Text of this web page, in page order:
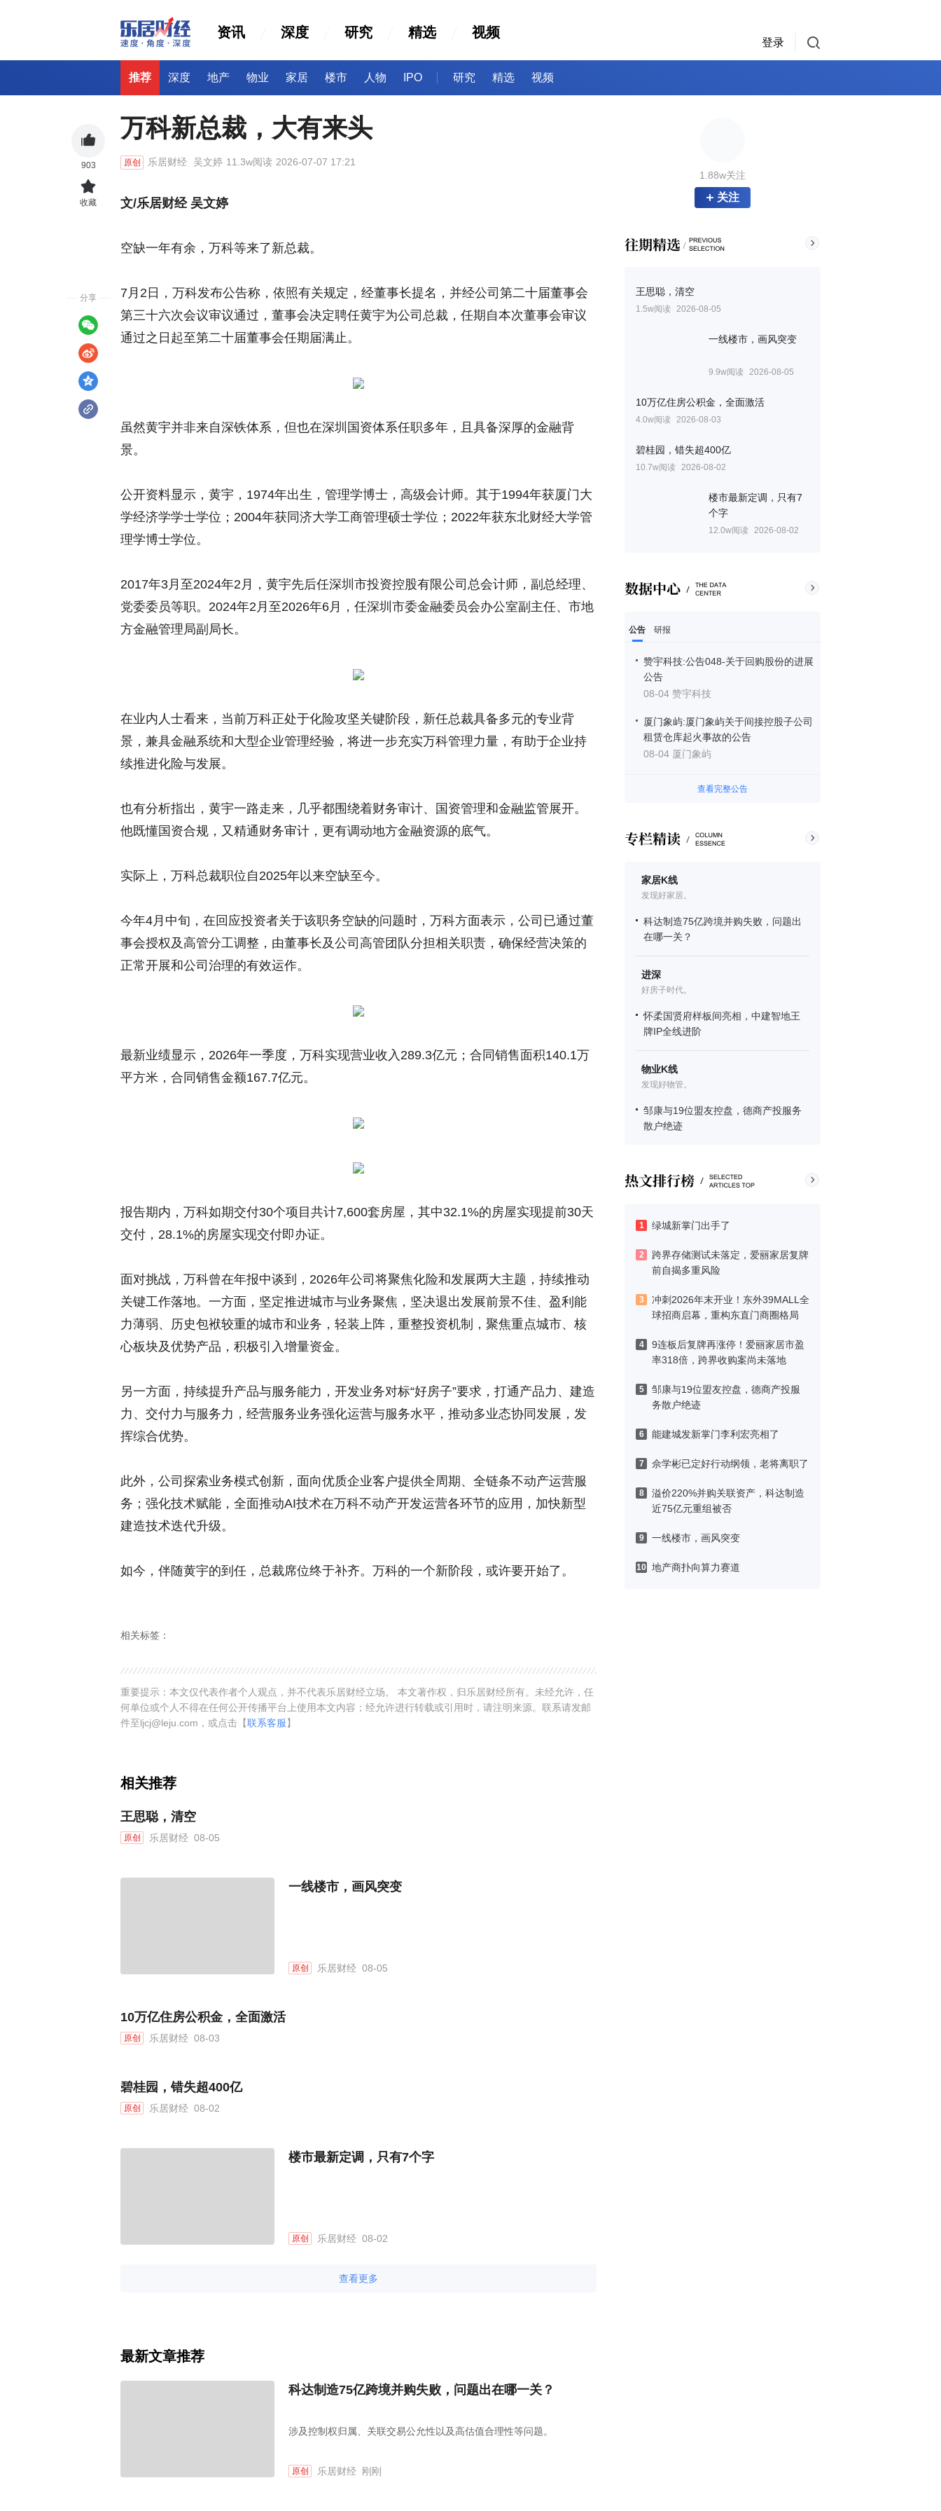
资讯 深度 研究 精选 视频
登录
推荐 深度 地产 物业 家居 楼市 人物 IPO 研究 精选 视频
1.88w关注
关注
王思聪，清空
1.5w阅读 2026-08-05
一线楼市，画风突变
9.9w阅读 2026-08-05
10万亿住房公积金，全面激活
4.0w阅读 2026-08-03
碧桂园，错失超400亿
10.7w阅读 2026-08-02
楼市最新定调，只有7
个字
12.0w阅读 2026-08-02
公告 研报
赞宇科技:公告048-关于回购股份的进展
公告
08-04 赞宇科技
厦门象屿:厦门象屿关于间接控股子公司
租赁仓库起火事故的公告
08-04 厦门象屿
查看完整公告
家居K线
发现好家居。
科达制造75亿跨境并购失败，问题出
在哪一关？
进深
好房子时代。
怀柔国贤府样板间亮相，中建智地王
牌IP全线进阶
物业K线
发现好物管。
邹康与19位盟友控盘，德商产投服务
散户绝迹
1 绿城新掌门出手了
2
跨界存储测试未落定，爱丽家居复牌
前自揭多重风险
3
冲刺2026年末开业！东外39MALL全
球招商启幕，重构东直门商圈格局
4
9连板后复牌再涨停！爱丽家居市盈
率318倍，跨界收购案尚未落地
5
邹康与19位盟友控盘，德商产投服
务散户绝迹
6 能建城发新掌门李利宏亮相了
7 佘学彬已定好行动纲领，老将离职了
8
溢价220%并购关联资产，科达制造
近75亿元重组被否
9 一线楼市，画风突变
10 地产商扑向算力赛道
万科新总裁，大有来头
原创 乐居财经 吴文婷 11.3w阅读 2026-07-07 17:21
文/乐居财经 吴文婷
空缺一年有余，万科等来了新总裁。
7月2日，万科发布公告称，依照有关规定，经董事长提名，并经公司第二十届董事会
第三十六次会议审议通过，董事会决定聘任黄宇为公司总裁，任期自本次董事会审议
通过之日起至第二十届董事会任期届满止。
虽然黄宇并非来自深铁体系，但也在深圳国资体系任职多年，且具备深厚的金融背
景。
公开资料显示，黄宇，1974年出生，管理学博士，高级会计师。其于1994年获厦门大
学经济学学士学位；2004年获同济大学工商管理硕士学位；2022年获东北财经大学管
理学博士学位。
2017年3月至2024年2月，黄宇先后任深圳市投资控股有限公司总会计师，副总经理、
党委委员等职。2024年2月至2026年6月，任深圳市委金融委员会办公室副主任、市地
方金融管理局副局长。
在业内人士看来，当前万科正处于化险攻坚关键阶段，新任总裁具备多元的专业背
景，兼具金融系统和大型企业管理经验，将进一步充实万科管理力量，有助于企业持
续推进化险与发展。
也有分析指出，黄宇一路走来，几乎都围绕着财务审计、国资管理和金融监管展开。
他既懂国资合规，又精通财务审计，更有调动地方金融资源的底气。
实际上，万科总裁职位自2025年以来空缺至今。
今年4月中旬，在回应投资者关于该职务空缺的问题时，万科方面表示，公司已通过董
事会授权及高管分工调整，由董事长及公司高管团队分担相关职责，确保经营决策的
正常开展和公司治理的有效运作。
最新业绩显示，2026年一季度，万科实现营业收入289.3亿元；合同销售面积140.1万
平方米，合同销售金额167.7亿元。
报告期内，万科如期交付30个项目共计7,600套房屋，其中32.1%的房屋实现提前30天
交付，28.1%的房屋实现交付即办证。
面对挑战，万科曾在年报中谈到，2026年公司将聚焦化险和发展两大主题，持续推动
关键工作落地。一方面，坚定推进城市与业务聚焦，坚决退出发展前景不佳、盈利能
力薄弱、历史包袱较重的城市和业务，轻装上阵，重整投资机制，聚焦重点城市、核
心板块及优势产品，积极引入增量资金。
另一方面，持续提升产品与服务能力，开发业务对标“好房子”要求，打通产品力、建造
力、交付力与服务力，经营服务业务强化运营与服务水平，推动多业态协同发展，发
挥综合优势。
此外，公司探索业务模式创新，面向优质企业客户提供全周期、全链条不动产运营服
务；强化技术赋能，全面推动AI技术在万科不动产开发运营各环节的应用，加快新型
建造技术迭代升级。
如今，伴随黄宇的到任，总裁席位终于补齐。万科的一个新阶段，或许要开始了。
相关标签：
重要提示：本文仅代表作者个人观点，并不代表乐居财经立场。 本文著作权，归乐居财经所有。未经允许，任
何单位或个人不得在任何公开传播平台上使用本文内容；经允许进行转载或引用时，请注明来源。联系请发邮
件至ljcj@leju.com，或点击【联系客服】
相关推荐
王思聪，清空
原创 乐居财经 08-05
一线楼市，画风突变
原创 乐居财经 08-05
10万亿住房公积金，全面激活
原创 乐居财经 08-03
碧桂园，错失超400亿
原创 乐居财经 08-02
楼市最新定调，只有7个字
原创 乐居财经 08-02
查看更多
最新文章推荐
科达制造75亿跨境并购失败，问题出在哪一关？
涉及控制权归属、关联交易公允性以及高估值合理性等问题。
原创 乐居财经 刚刚
903
收藏
分享